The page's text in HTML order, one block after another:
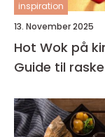
inspiration
13. November 2025
Hot Wok på
Guide til